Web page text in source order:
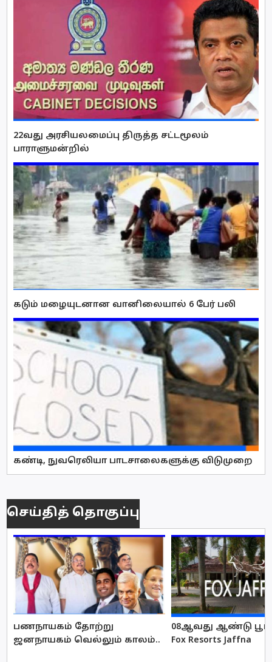
22வது அரசியலமைப்பு திருத்த சட்டமூலம்
பாராளுமன்றில்
கடும் மழையுடனான வானிலையால் 6 பேர் பலி
கண்டி, நுவரெலியா பாடசாலைகளுக்கு விடுமுறை
செய்தித் தொகுப்பு
பணநாயகம் தோற்று
ஜனநாயகம் வெல்லும் காலம்..
08ஆவது ஆண்டு
Fox Resorts Jaffna